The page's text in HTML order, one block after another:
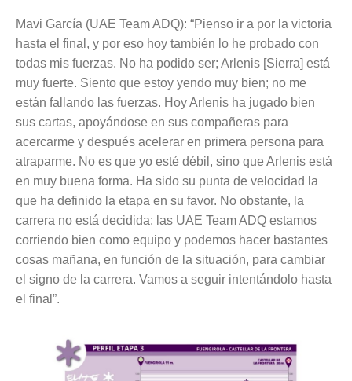
Mavi García (UAE Team ADQ): “Pienso ir a por la victoria
hasta el final, y por eso hoy también lo he probado con
todas mis fuerzas. No ha podido ser; Arlenis [Sierra] está
muy fuerte. Siento que estoy yendo muy bien; no me
están fallando las fuerzas. Hoy Arlenis ha jugado bien
sus cartas, apoyándose en sus compañeras para
acercarme y después acelerar en primera persona para
atraparme. No es que yo esté débil, sino que Arlenis está
en muy buena forma. Ha sido su punta de velocidad la
que ha definido la etapa en su favor. No obstante, la
carrera no está decidida: las UAE Team ADQ estamos
corriendo bien como equipo y podemos hacer bastantes
cosas mañana, en función de la situación, para cambiar
el signo de la carrera. Vamos a seguir intentándolo hasta
el final”.